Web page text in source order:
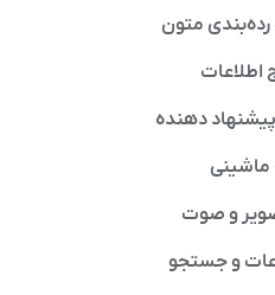
رده‌بندی متون
اطلاعات
دهنده
ماشینی
و صوت
و جستجو